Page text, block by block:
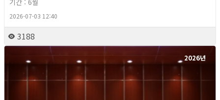
기간 : 6월
2026-07-03 12:40
3188
2026년